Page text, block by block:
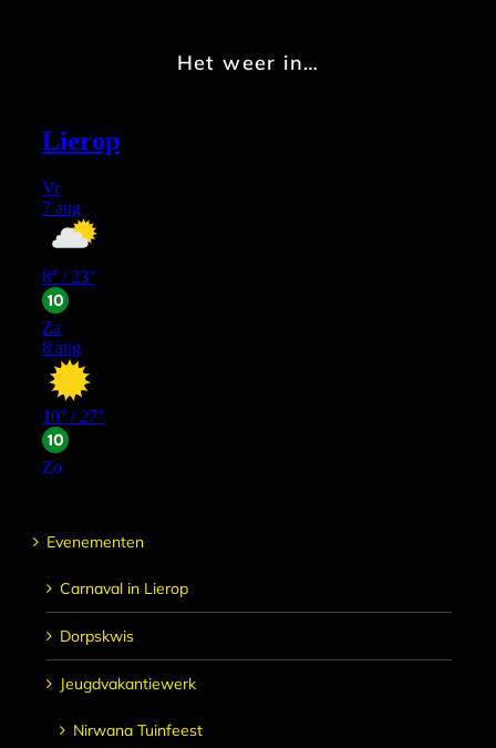
Het weer in…
Evenementen
Carnaval in Lierop
Dorpskwis
Jeugdvakantiewerk
Nirwana Tuinfeest